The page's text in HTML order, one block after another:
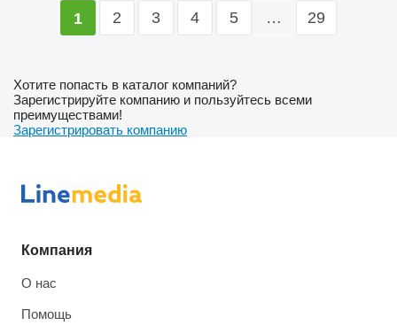
1 2 3 4 5 … 29
Хотите попасть в каталог компаний?
Зарегистрируйте компанию и пользуйтесь всеми
преимуществами!
Зарегистрировать компанию
Компания
О нас
Помощь